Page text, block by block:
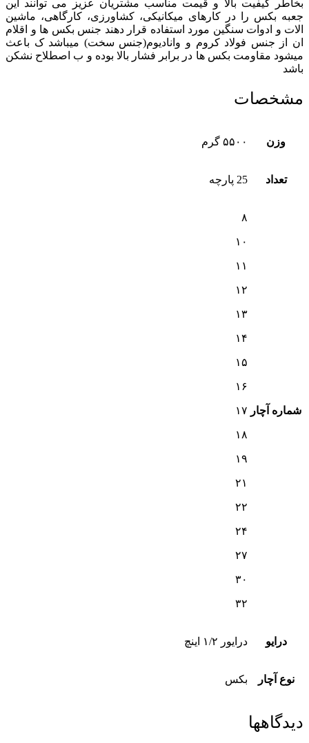
بخاطر کیفیت بالا و قیمت مناسب مشتریان عزیز می توانند این
جعبه بکس را در کارهای میکانیکی، کشاورزی، کارگاهی، ماشین
الات و ادوات سنگین مورد استفاده قرار دهند جنس بکس ها و اقلام
ان از جنس فولاد کروم و وانادیوم(جنس سخت) میباشد ک باعث
میشود مقاومت بکس ها در برابر فشار بالا بوده و ب اصطلاح نشکن
باشد
مشخصات
وزن ۵۵۰۰ گرم
تعداد 25 پارچه
شماره آچار
۸
۱۰
۱۱
۱۲
۱۳
۱۴
۱۵
۱۶
۱۷
۱۸
۱۹
۲۱
۲۲
۲۴
۲۷
۳۰
۳۲
درایو درایور ۱/۲ اینچ
نوع آچار بکس
دیدگاهها